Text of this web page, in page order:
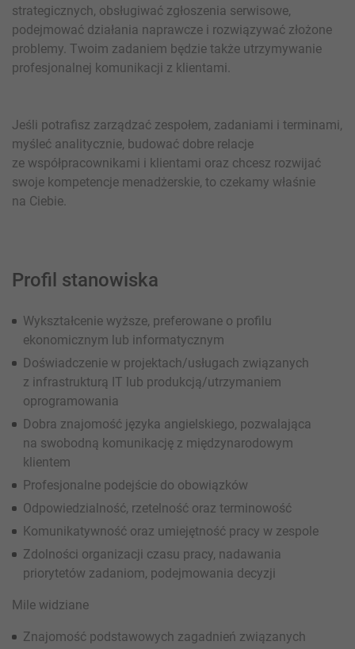
strategicznych, obsługiwać zgłoszenia serwisowe,
podejmować działania naprawcze i rozwiązywać złożone
problemy. Twoim zadaniem będzie także utrzymywanie
profesjonalnej komunikacji z klientami.
Jeśli potrafisz zarządzać zespołem, zadaniami i terminami,
myśleć analitycznie, budować dobre relacje
ze współpracownikami i klientami oraz chcesz rozwijać
swoje kompetencje menadżerskie, to czekamy właśnie
na Ciebie.
Profil stanowiska
Wykształcenie wyższe, preferowane o profilu
ekonomicznym lub informatycznym
Doświadczenie w projektach/usługach związanych
z infrastrukturą IT lub produkcją/utrzymaniem
oprogramowania
Dobra znajomość języka angielskiego, pozwalająca
na swobodną komunikację z międzynarodowym
klientem
Profesjonalne podejście do obowiązków
Odpowiedzialność, rzetelność oraz terminowość
Komunikatywność oraz umiejętność pracy w zespole
Zdolności organizacji czasu pracy, nadawania
priorytetów zadaniom, podejmowania decyzji
Mile widziane
Znajomość podstawowych zagadnień związanych